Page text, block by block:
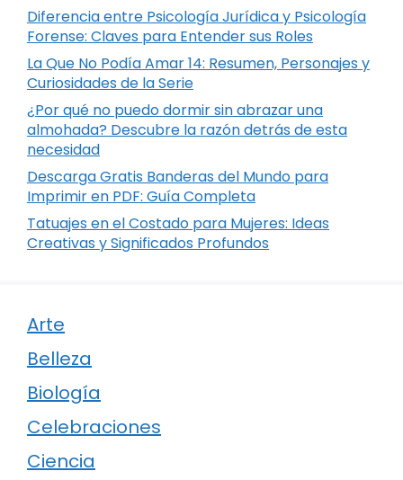
Diferencia entre Psicología Jurídica y Psicología
Forense: Claves para Entender sus Roles
La Que No Podía Amar 14: Resumen, Personajes y
Curiosidades de la Serie
¿Por qué no puedo dormir sin abrazar una
almohada? Descubre la razón detrás de esta
necesidad
Descarga Gratis Banderas del Mundo para
Imprimir en PDF: Guía Completa
Tatuajes en el Costado para Mujeres: Ideas
Creativas y Significados Profundos
Arte
Belleza
Biología
Celebraciones
Ciencia